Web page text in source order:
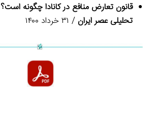
قانون تعارض منافع در کانادا چگونه است؟
تحلیلی عصر ایران/ ۳۱ خرداد ۱۴۰۰